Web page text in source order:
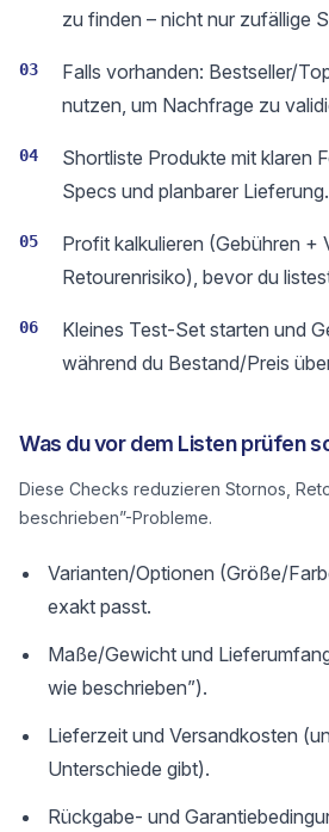
zu finden – nicht nur zufällige
03
Falls vorhanden: Bestseller/
nutzen, um Nachfrage zu
04
Shortliste Produkte mit klaren
Specs und planbarer Lieferung.
05
Profit kalkulieren (Gebühren +
Retourenrisiko), bevor du
06
Kleines Test-Set starten und
während du Bestand/Preis
Was du vor dem Listen prüfen
Diese Checks reduzieren Stornos,
beschrieben”-Probleme.
Varianten/Optionen (Größe/
exakt passt.
Maße/Gewicht und
wie beschrieben”).
Lieferzeit und Versandkosten
Unterschiede gibt).
Rückgabe- und